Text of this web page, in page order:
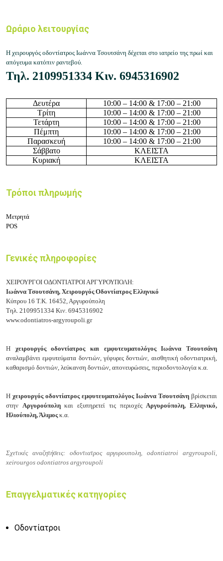
Ωράριο λειτουργίας
Η χειρουργός οδοντίατρος Ιωάννα Τσουτσάνη δέχεται στο ιατρείο της πρωί και
απόγευμα κατόπιν ραντεβού.
Τηλ. 2109951334 Κιν. 6945316902
Δευτέρα 10:00 – 14:00 & 17:00 – 21:00
Τρίτη
10:00 – 14:00 & 17:00 – 21:00
Τετάρτη
10:00 – 14:00 & 17:00 – 21:00
Πέμπτη
10:00 – 14:00 & 17:00 – 21:00
Παρασκευή
10:00 – 14:00 & 17:00 – 21:00
Σάββατο
ΚΛΕΙΣΤΑ
Κυριακή
ΚΛΕΙΣΤΑ
Τρόποι πληρωμής
Μετρητά
POS
Γενικές πληροφορίες
ΧΕΙΡΟΥΡΓΟΙ ΟΔΟΝΤΙΑΤΡΟΙ ΑΡΓΥΡΟΥΠΟΛΗ:
Ιωάννα Τσουτσάνη, Χειρουργός Οδοντίατρος Ελληνικό
Κύπρου 16 Τ.Κ. 16452, Αργυρούπολη
Τηλ. 2109951334 Κιν. 6945316902
www.odontiatros-argyroupoli.gr
Η χειρουργός οδοντίατρος και εμφυτευματολόγος Ιωάννα Τσουτσάνη
αναλαμβάνει εμφυτεύματα δοντιών, γέφυρες δοντιών, αισθητική οδοντιατρική,
καθαρισμό δοντιών, λεύκανση δοντιών, απονευρώσεις, περιοδοντολογία κ.α.
Η χειρουργός οδοντίατρος εμφυτευματολόγος Ιωάννα Τσουτσάνη βρίσκεται
στην Αργυρούποληκαι εξυπηρετεί τις περιοχές Αργυρούπολη, Ελληνικό,
Ηλιούπολη, Άλιμοςκ.α.
Σχετικές αναζητήσεις: οδοντιατρος αργυρουπολη, odontiatroi argyroupoli,
xeirourgos odontiatros argyroupoli
Επαγγελματικές κατηγορίες
Οδοντίατροι